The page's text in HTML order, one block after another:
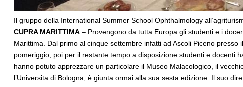
Il gruppo della International Summer School Ophthalmology
CUPRA MARITTIMA– Provengono da tutta Europa gli studenti e i
Marittima. Dal primo al cinque settembre infatti ad Ascoli Piceno
pomeriggio, poi per il restante tempo a disposizione studenti e docenti
hanno potuto apprezzare un particolare il Museo Malacologico, il
l’Universita di Bologna, è giunta ormai alla sua sesta edizione. Il suo